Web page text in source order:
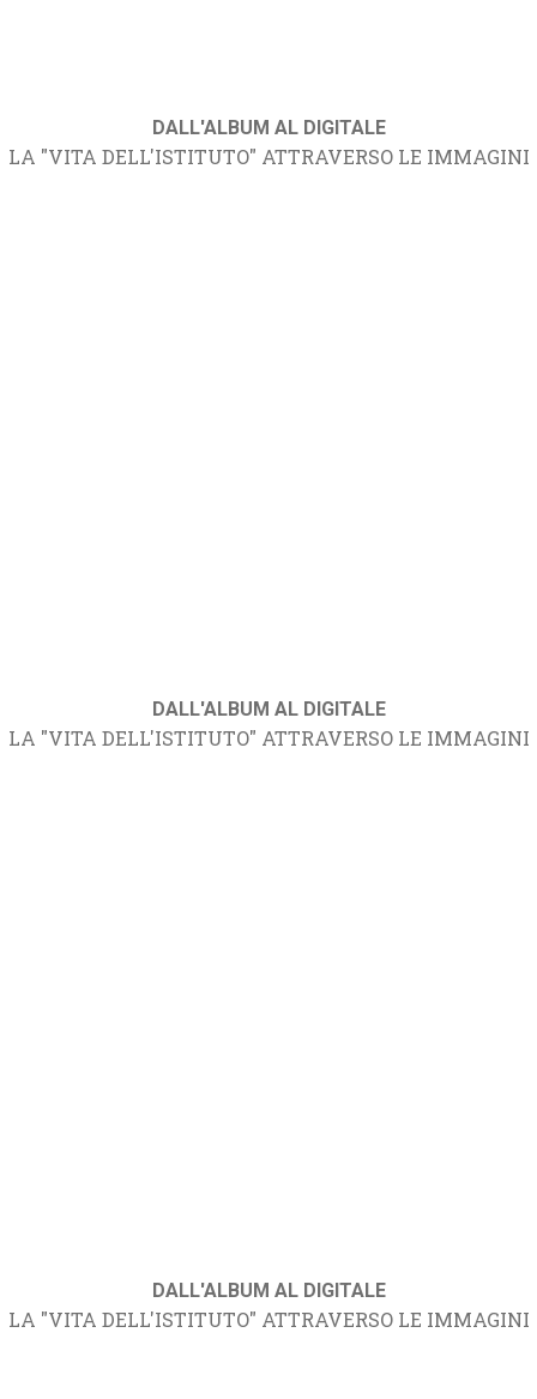
DALL'ALBUM AL DIGITALE
LA "VITA DELL'ISTITUTO" ATTRAVERSO LE IMMAGINI
DALL'ALBUM AL DIGITALE
LA "VITA DELL'ISTITUTO" ATTRAVERSO LE IMMAGINI
DALL'ALBUM AL DIGITALE
LA "VITA DELL'ISTITUTO" ATTRAVERSO LE IMMAGINI